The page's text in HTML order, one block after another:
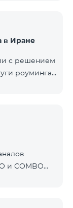
с активной
COMBO. С
в Иране
с решением
роуминга
время
и COMBO